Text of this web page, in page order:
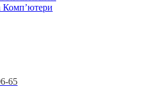
Комп’ютери
65